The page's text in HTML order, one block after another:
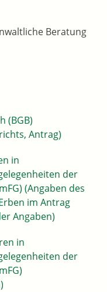
Beratung
(BGB)
Antrag)
in
der
(Angaben des
im Antrag
Angaben)
in
der